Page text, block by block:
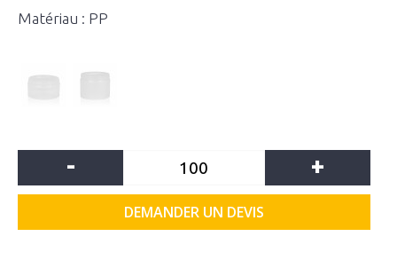
Matériau : PP
- +
DEMANDER UN DEVIS